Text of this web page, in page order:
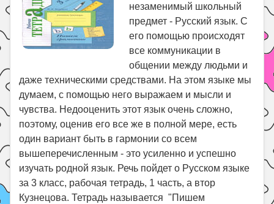
незаменимый школьный
предмет - Русский язык. С
его помощью происходят
все коммуникации в
общении между людьми и
даже техническими средствами. На этом языке мы
думаем, с помощью него выражаем и мысли и
чувства. Недооценить этот язык очень сложно,
поэтому, оценив его все же в полной мере, есть
один вариант быть в гармонии со всем
вышеперечисленным - это усиленно и успешно
изучать родной язык. Речь пойдет о Русском языке
за 3 класс, рабочая тетрадь, 1 часть, а втор
Кузнецова. Тетрадь называется "Пишем